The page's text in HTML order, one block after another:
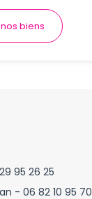
biens
95 26 25
- 06 82 10 95 70